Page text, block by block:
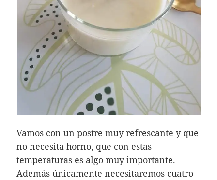
Vamos con un postre muy refrescante y que
no necesita horno, que con estas
temperaturas es algo muy importante.
Además únicamente necesitaremos cuatro